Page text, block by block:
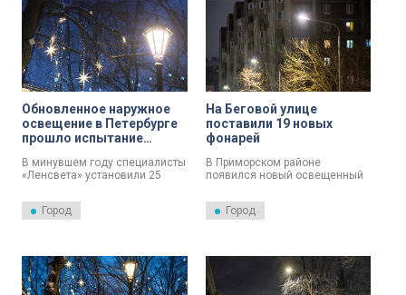
регионального значения
«Осиновецкий редут».
Находящаяся там земляная
крепость «Звезда» была
возведена в 1789 году и
служит характерным образцом
земляных фортификаций конца
Обновленное наружное
освещение в Петербурге
прошло испытание
В минувшем году специалисты
«Ленсвета» установили 25
и проложили 360 километров
проводов с изоляцией из
Город
На Беговой улице
поставили 19 новых
фонарей
В Приморском районе
появился новый освещенный
квартал Беговой улицы: от
Школьной до Савушкина. Там
светильников, которые
существенно экономят
электроэнергию.
Город